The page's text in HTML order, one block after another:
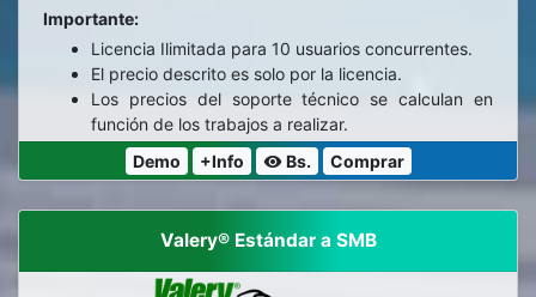
Importante:
Licencia Ilimitada para 10 usuarios concurrentes.
El precio descrito es solo por la licencia.
Los precios del soporte técnico se calculan en
función de los trabajos a realizar.
Demo
+Info visibilityBs. Comprar
Valery® Estándar a SMB